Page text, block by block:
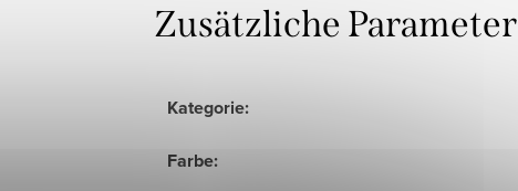
Zusätzliche Parameter
Kategorie:
Farbe: